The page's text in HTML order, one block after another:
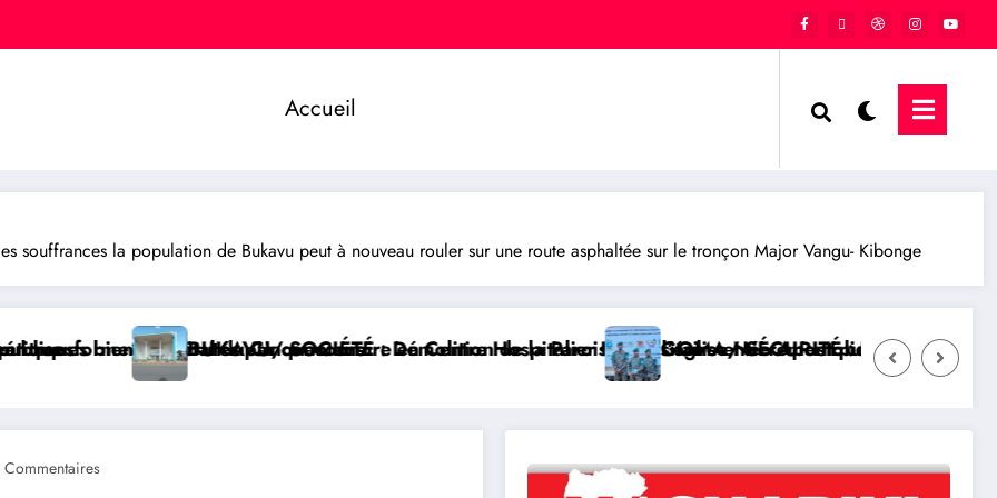
Accueil
souffrances la population de Bukavu peut à nouveau rouler sur une route asphaltée sur le tronçon Major Vangu- Kibonge
Universitaire entièrement public
Paroisse de l’église Néo Apostolique (ex maison du parti) : Que savoir sur ce dossier ?
GOMA/ SÉCURITÉ : Kinshasa dénonce l’expulsion d’un officier FARDC du Mécanisme
SUD-KIVU/ SOCIÉTÉ : Le député